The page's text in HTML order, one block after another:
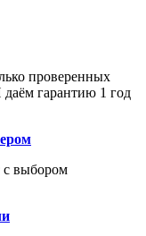
проверенных
гарантию 1 год
с выбором